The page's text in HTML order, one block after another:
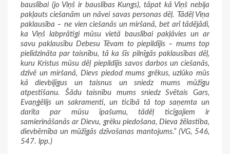
bauslībai (jo Viņš ir bauslības Kungs), tāpat kā Viņš nebija
pakļauts ciešanām un nāvei savas personas dēļ. Tādēļ Viņa
paklausība – ne vien ciešanās un miršanā, bet arī tādējādi,
ka Viņš labprātīgi mūsu vietā bauslībai pakļāvies un ar
savu paklausību Debesu Tēvam to piepildījis – mums top
pielīdzināta par taisnību, tā ka šīs pilnīgās paklausības dēļ,
kuru Kristus mūsu dēļ piepildījis savos darbos un ciešanās,
dzīvē un miršanā, Dievs piedod mums grēkus, uzlūko mūs
kā dievbijīgus un taisnus un sniedz mums mūžīgu
atpestīšanu. Šādu taisnību mums sniedz Svētais Gars,
Evaņģēlijs un sakramenti, un ticībā tā top saņemta un
darīta par mūsu īpašumu, tādēļ ticīgajiem ir
samierināšanās ar Dievu, grēku piedošana, Dieva žēlastība,
dievbērnība un mūžīgās dzīvošanas mantojums.” (VG, 546,
547. lpp.)